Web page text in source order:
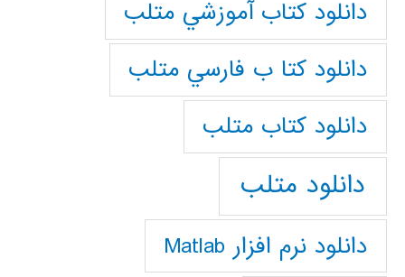
دانلود كتاب آموزشي متلب
دانلود كتا ب فارسي متلب
دانلود كتاب متلب
دانلود متلب
دانلود نرم افزار Matlab